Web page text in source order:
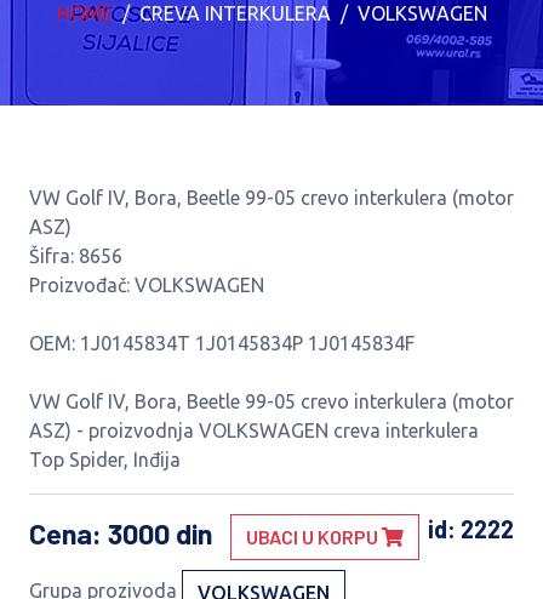
HOME CREVA INTERKULERA VOLKSWAGEN
VW Golf IV, Bora, Beetle 99-05 crevo interkulera (motor
ASZ)
Šifra: 8656
Proizvođač: VOLKSWAGEN
OEM: 1J0145834T 1J0145834P 1J0145834F
VW Golf IV, Bora, Beetle 99-05 crevo interkulera (motor
ASZ) - proizvodnja VOLKSWAGEN creva interkulera
Top Spider, Inđija
Cena: 3000 din id: 2222
UBACI U KORPU
Grupa prozivoda VOLKSWAGEN